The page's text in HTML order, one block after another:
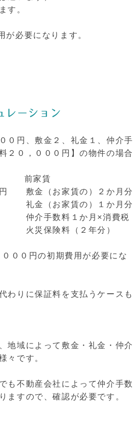
す。
必要になります。
レーション
０円、敷金２、礼金１、仲介手
２０，０００円】の物件の場合
前家賃
敷金（お家賃の）２か月分
礼金（お家賃の）１か月分
仲介手数料１か月×消費税
火災保険料（２年分）
００円の初期費用が必要にな
わりに保証料を支払うケースも
地域によって敷金・礼金・仲介
々です。
も不動産会社によって仲介手数
ますので、確認が必要です。